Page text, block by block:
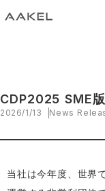
CDP2025 SME
2026/1/13 News
当社は今年度、世界